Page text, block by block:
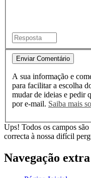
Enviar Comentário
A sua informação e
para facilitar a escolha dos leitores. Pode a
mudar de ideias e pedir
por e-mail.
Ups! Todos os campos
correcta à nossa difícil
Navegação extra